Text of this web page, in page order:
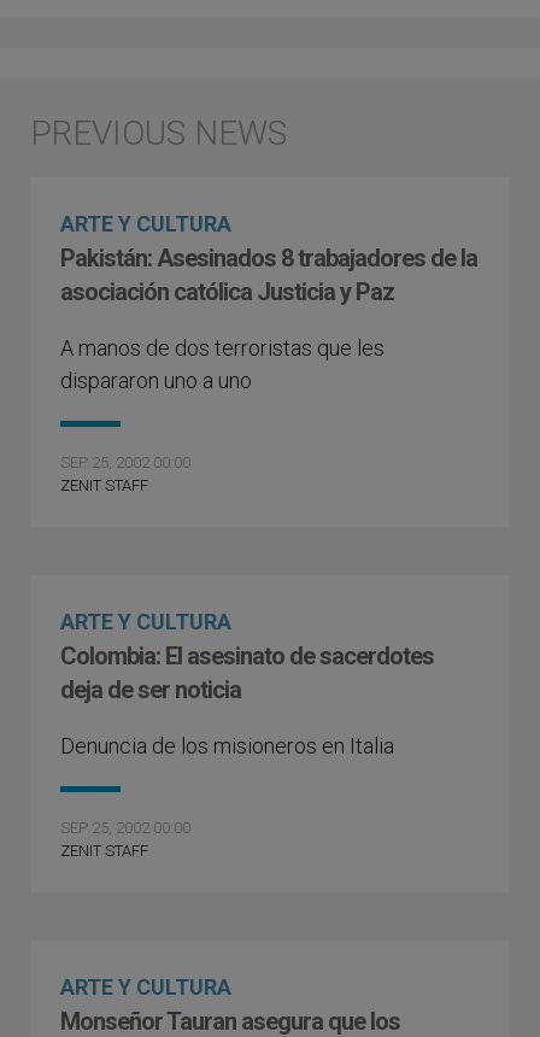
ARTE Y CULTURA
Pakistán: Asesinados 8 trabajadores de la
asociación católica Justicia y Paz
A manos de dos terroristas que les
dispararon uno a uno
SEP 25, 2002 00:00
ZENIT STAFF
ARTE Y CULTURA
Colombia: El asesinato de sacerdotes
deja de ser noticia
Denuncia de los misioneros en Italia
SEP 25, 2002 00:00
ZENIT STAFF
ARTE Y CULTURA
Monseñor Tauran asegura que los